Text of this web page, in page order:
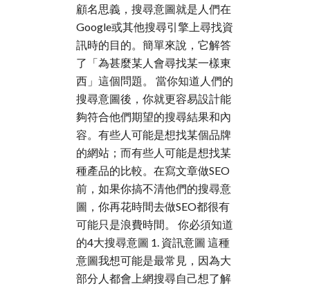
顧名思義，搜尋意圖就是人們在
Google或其他搜尋引擎上尋找資
訊時的目的。簡單來說，它解答
了「為甚麼某人會尋找某一樣東
西」這個問題。 當你知道人們的
搜尋意圖後，你就更容易設計能
夠符合他們期望的搜尋結果和內
容。有些人可能是想找某個品牌
的網站；而有些人可能是想找某
種產品的比較。在寫文章做SEO
前，如果你搞不清他們的搜尋意
圖，你再花時間去做SEO都很有
可能只是浪費時間。 你必須知道
的4大搜尋意圖 1. 資訊意圖 這種
意圖我想可能是最常見，因為大
部分人都會上網搜尋自己想了解